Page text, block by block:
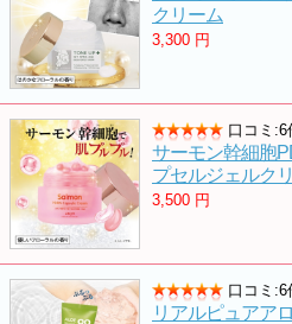
クリーム
3,300 円
口コミ:6
サーモン幹細胞
プセルジェルク
3,500 円
口コミ:6
リアルピュアア